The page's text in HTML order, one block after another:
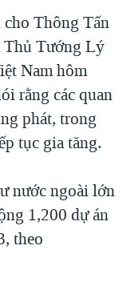
Thông Tấn
Thủ Tướng Lý
Nam hôm
rằng các quan
phát, trong
tục gia tăng.
nước ngoài lớn
1,200 dự án
theo